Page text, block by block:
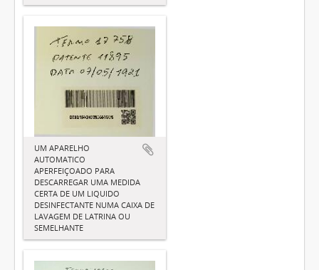
UM APARELHO
AUTOMATICO
APERFEIÇOADO PARA
DESCARREGAR UMA MEDIDA
CERTA DE UM LIQUIDO
DESINFECTANTE NUMA CAIXA DE
LAVAGEM DE LATRINA OU
SEMELHANTE